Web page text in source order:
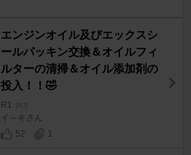
エンジンオイル及びエックスシ
ールパッキン交換＆オイルフィ
ルターの清掃＆オイル添加剤の
投入！！🤣
R1 [RJ]
イ～キさん
52
1